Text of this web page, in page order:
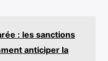
: les sanctions
anticiper la